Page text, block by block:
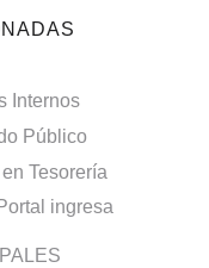
Internos
Público
Tesorería
ingresa